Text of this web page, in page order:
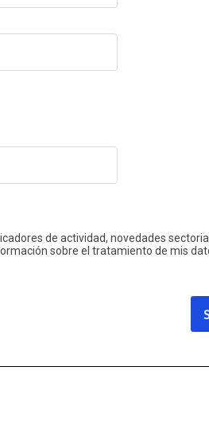
de actividad, novedades
sobre el tratamiento de mis